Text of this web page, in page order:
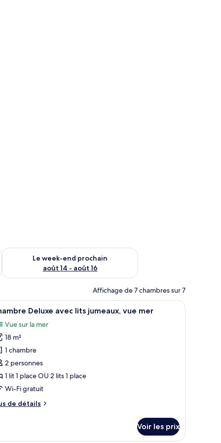
août 7 - août 9
Le week-end prochain
août 14 - août 16
Vérifier la disponibilité pour le week-end prochain août 14 -
Affichage de 7 chambres sur 7
un ventilateur de plafond, un éclairage encastré, une télévision et une
:
Chambre Deluxe avec lits jumeaux, vue mer
5 Deluxe avec lits jumeaux, vue mer
Vue sur la mer
18 m²
1 chambre
2 personnes
1 lit 1 place OU 2 lits 1 place
Wi-Fi gratuit
de détails
Voir les prix